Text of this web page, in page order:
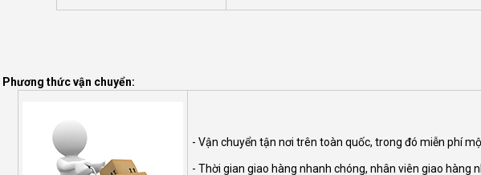
Phương thức vận chuyển:
- Vận chuyển tận nơi trên toàn quốc, trong đó miễn phí
- Thời gian giao hàng nhanh chóng, nhân viên giao hàng